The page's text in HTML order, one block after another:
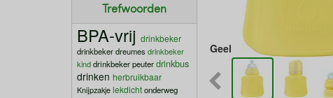
Trefwoorden
BPA-vrij drinkbeker
drinkbeker dreumes drinkbeker
kinddrinkbeker peuterdrinkbus
drinken herbruikbaar
Knijpzakjelekdichtonderweg
Geel